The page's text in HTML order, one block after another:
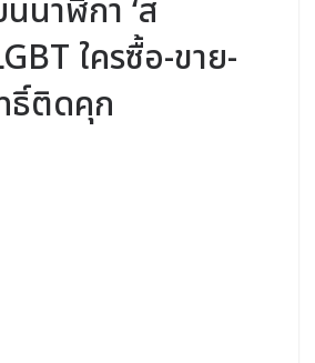
นาฬิกา ‘ส
ใครซื้อ-ขาย-
ธิ์ติดคุก